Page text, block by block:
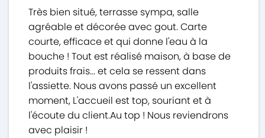
Très bien situé, terrasse sympa, salle
agréable et décorée avec gout. Carte
courte, efficace et qui donne l'eau à la
bouche ! Tout est réalisé maison, à base de
produits frais... et cela se ressent dans
l'assiette. Nous avons passé un excellent
moment, L'accueil est top, souriant et à
l'écoute du client.Au top ! Nous reviendrons
avec plaisir !